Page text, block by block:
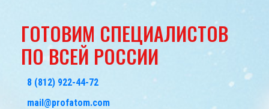
ГОТОВИМ СПЕЦИАЛИСТОВ
ПО ВСЕЙ РОССИИ
8 (812) 922-44-72
mail@profatom.com